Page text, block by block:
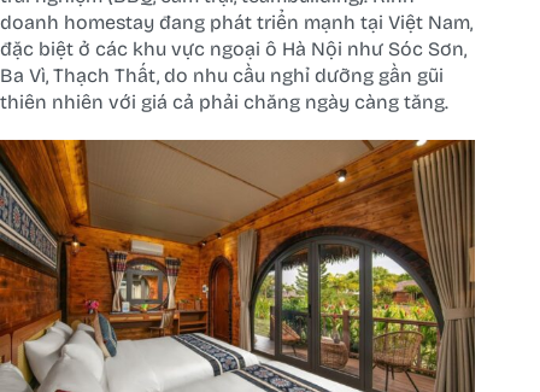
doanh homestay đang phát triển mạnh tại Việt Nam,
đặc biệt ở các khu vực ngoại ô Hà Nội như Sóc Sơn,
Ba Vì, Thạch Thất, do nhu cầu nghỉ dưỡng gần gũi
thiên nhiên với giá cả phải chăng ngày càng tăng.